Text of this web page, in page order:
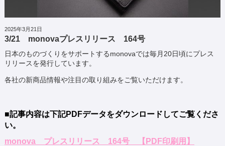
2025年3月21日
3/21 monovaプレスリリース 164号
日本のものづくりをサポートするmonovaでは毎月20日頃にプレス
リリースを発行しています。
各社の新商品情報や注目の取り組みをご覧いただけます。
■記事内容は下記PDFデータをダウンロードしてご覧くださ
い。
monova プレスリリース 164号 【PDF印刷用】